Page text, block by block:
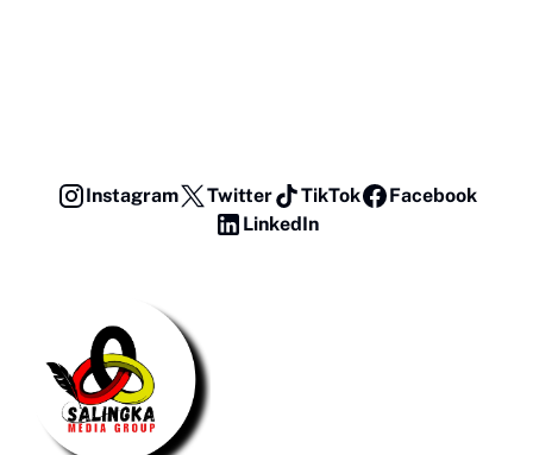
Instagram Twitter TikTok
Facebook
LinkedIn